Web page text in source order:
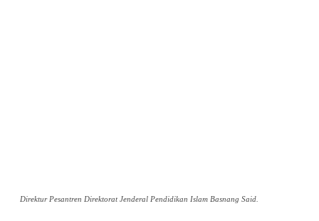
Direktur Pesantren Direktorat Jenderal Pendidikan Islam Basnang Said.